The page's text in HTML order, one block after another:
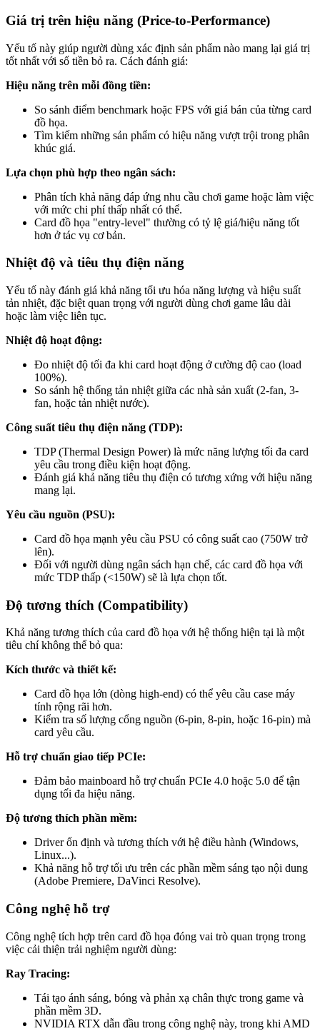
Giá trị trên hiệu năng (Price-to-Performance)
Yếu tố này giúp người dùng xác định sản phẩm nào mang lại giá trị
tốt nhất với số tiền bỏ ra. Cách đánh giá:
Hiệu năng trên mỗi đồng tiền:
So sánh điểm benchmark hoặc FPS với giá bán của từng card
đồ họa.
Tìm kiếm những sản phẩm có hiệu năng vượt trội trong phân
khúc giá.
Lựa chọn phù hợp theo ngân sách:
Phân tích khả năng đáp ứng nhu cầu chơi game hoặc làm việc
với mức chi phí thấp nhất có thể.
Card đồ họa "entry-level" thường có tỷ lệ giá/hiệu năng tốt
hơn ở tác vụ cơ bản.
Nhiệt độ và tiêu thụ điện năng
Yếu tố này đánh giá khả năng tối ưu hóa năng lượng và hiệu suất
tản nhiệt, đặc biệt quan trọng với người dùng chơi game lâu dài
hoặc làm việc liên tục.
Nhiệt độ hoạt động:
Đo nhiệt độ tối đa khi card hoạt động ở cường độ cao (load
100%).
So sánh hệ thống tản nhiệt giữa các nhà sản xuất (2-fan, 3-
fan, hoặc tản nhiệt nước).
Công suất tiêu thụ điện năng (TDP):
TDP (Thermal Design Power) là mức năng lượng tối đa card
yêu cầu trong điều kiện hoạt động.
Đánh giá khả năng tiêu thụ điện có tương xứng với hiệu năng
mang lại.
Yêu cầu nguồn (PSU):
Card đồ họa mạnh yêu cầu PSU có công suất cao (750W trở
lên).
Đối với người dùng ngân sách hạn chế, các card đồ họa với
mức TDP thấp (<150W) sẽ là lựa chọn tốt.
Độ tương thích (Compatibility)
Khả năng tương thích của card đồ họa với hệ thống hiện tại là một
tiêu chí không thể bỏ qua:
Kích thước và thiết kế:
Card đồ họa lớn (dòng high-end) có thể yêu cầu case máy
tính rộng rãi hơn.
Kiểm tra số lượng cổng nguồn (6-pin, 8-pin, hoặc 16-pin) mà
card yêu cầu.
Hỗ trợ chuẩn giao tiếp PCIe:
Đảm bảo mainboard hỗ trợ chuẩn PCIe 4.0 hoặc 5.0 để tận
dụng tối đa hiệu năng.
Độ tương thích phần mềm:
Driver ổn định và tương thích với hệ điều hành (Windows,
Linux...).
Khả năng hỗ trợ tối ưu trên các phần mềm sáng tạo nội dung
(Adobe Premiere, DaVinci Resolve).
Công nghệ hỗ trợ
Công nghệ tích hợp trên card đồ họa đóng vai trò quan trọng trong
việc cải thiện trải nghiệm người dùng:
Ray Tracing:
Tái tạo ánh sáng, bóng và phản xạ chân thực trong game và
phần mềm 3D.
NVIDIA RTX dẫn đầu trong công nghệ này, trong khi AMD